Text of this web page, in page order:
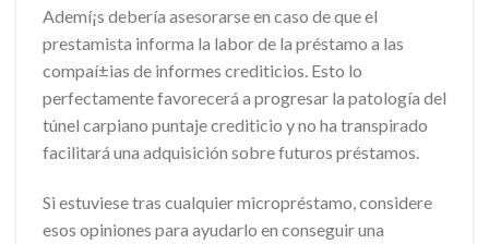
Ademí¡s debería asesorarse en caso de que el
prestamista informa la labor de la préstamo a las
compaí±ias de informes crediticios. Esto lo
perfectamente favorecerá a progresar la patologí­a del
túnel carpiano puntaje crediticio y no ha transpirado
facilitará una adquisición sobre futuros préstamos.
Si estuviese tras cualquier micropréstamo, considere
esos opiniones para ayudarlo en conseguir una